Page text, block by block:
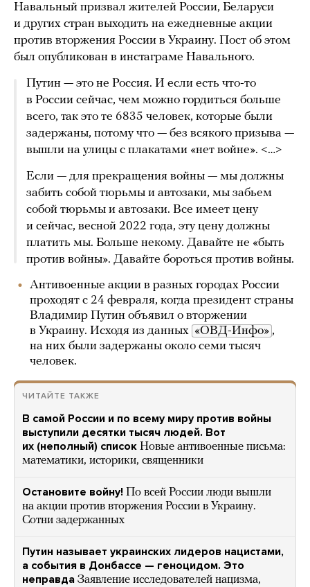
Навальный призвал жителей России, Беларуси
и других стран выходить на ежедневные акции
против вторжения России в Украину. Пост об этом
был опубликован в инстаграме Навального.
Путин — это не Россия. И если есть что-то
в России сейчас, чем можно гордиться больше
всего, так это те 6835 человек, которые были
задержаны, потому что — без всякого призыва —
вышли на улицы с плакатами «нет войне». <…>
Если — для прекращения войны — мы должны
забить собой тюрьмы и автозаки, мы забьем
собой тюрьмы и автозаки. Все имеет цену
и сейчас, весной 2022 года, эту цену должны
платить мы. Больше некому. Давайте не «быть
против войны». Давайте бороться против войны.
Антивоенные акции в разных городах России
проходят с 24 февраля, когда президент страны
Владимир Путин объявил о вторжении
в Украину. Исходя из данных «ОВД-Инфо» ,
на них были задержаны около семи тысяч
человек.
ЧИТАЙТЕ ТАКЖЕ
В самой России и по всему миру против войны
выступили десятки тысяч людей. Вот
их (неполный) список Новые антивоенные письма:
математики, историки, священники
Остановите войну! По всей России люди вышли
на акции против вторжения России в Украину.
Сотни задержанных
Путин называет украинских лидеров нацистами,
а события в Донбассе — геноцидом. Это
неправда Заявление исследователей нацизма,